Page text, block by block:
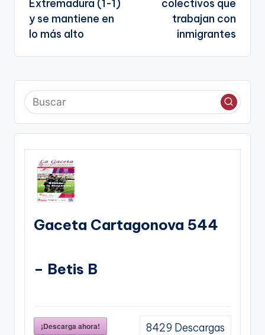
Extremadura (1-1)
y se mantiene en
lo más alto
colectivos que
trabajan con
inmigrantes
Gaceta Cartagonova 544
– Betis B
¡Descarga ahora! 8429 Descargas